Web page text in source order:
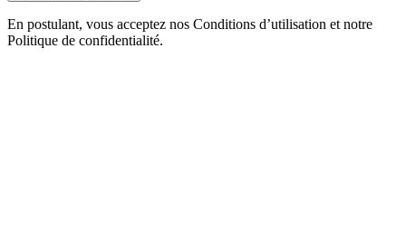
En postulant, vous acceptez nos Conditions d’utilisation et notre
Politique de confidentialité.